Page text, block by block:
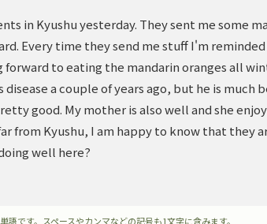
in Kyushu yesterday. They sent me some
Every time they send me stuff I'm
forward to eating the mandarin oranges all
disease a couple of years ago, but he is much
good. My mother is also well and she
from Kyushu, I am happy to know that they
well here?
です。スペースやカンマなどの記号も1文字に含みます。